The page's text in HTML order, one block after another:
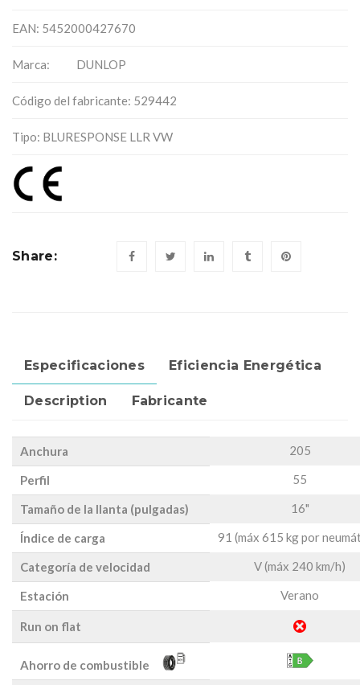
EAN: 5452000427670
Marca: DUNLOP
Código del fabricante: 529442
Tipo: BLURESPONSE LLR VW
Share:
Especificaciones Eficiencia Energética
Description Fabricante
Anchura 205
Perfil 55
Tamaño de la llanta (pulgadas) 16"
Índice de carga 91 (máx 615 kg por
Categoría de velocidad V (máx 240 km/h)
Estación Verano
Run on flat
Ahorro de combustible